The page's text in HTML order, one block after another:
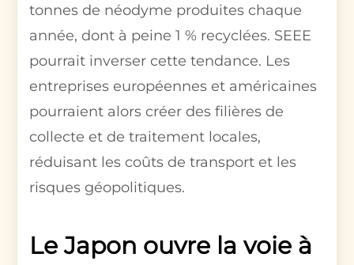
tonnes de néodyme produites chaque
année, dont à peine 1 % recyclées. SEEE
pourrait inverser cette tendance. Les
entreprises européennes et américaines
pourraient alors créer des filières de
collecte et de traitement locales,
réduisant les coûts de transport et les
risques géopolitiques.
Le Japon ouvre la voie à